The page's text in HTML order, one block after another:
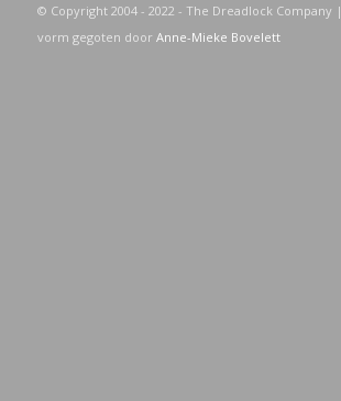
© Copyright 2004 - 2022 - The Dreadlock Company |
vorm gegoten door Anne-Mieke Bovelett